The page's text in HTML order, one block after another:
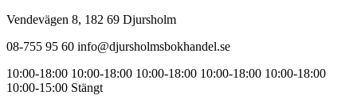
Vendevägen 8, 182 69 Djursholm
08-755 95 60 info@djursholmsbokhandel.se
10:00-18:00 10:00-18:00 10:00-18:00 10:00-18:00 10:00-18:00
10:00-15:00 Stängt